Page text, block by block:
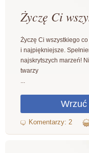
Życzę Ci
Życzę Ci wszystkiego
i najpiękniejsze.
najskrytszych marzeń!
twarzy
...